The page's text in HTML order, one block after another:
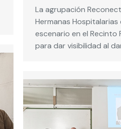
La agrupación
Hermanas Hospitalarias
escenario en el Recinto
para dar visibilidad al